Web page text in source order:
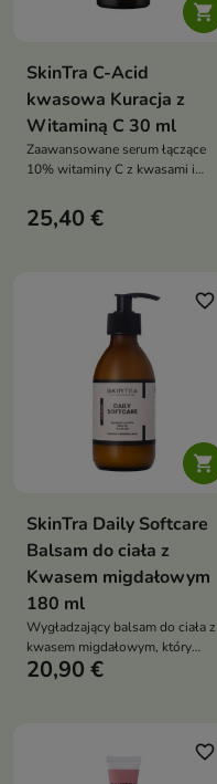

SkinTra C-Acid
kwasowa Kuracja z
Witaminą C 30 ml
Zaawansowane serum łączące
10% witaminy C z kwasami i
które wspiera redukcję
przebarwień, poprawę kolorytu
25,40 €

favorite_border
SkinTra Daily Softcare
Balsam do ciała z
Kwasem migdałowym
180 ml
Wygładzający balsam do ciała z
kwasem migdałowym, który
nawilża, zmiękcza i delikatnie
20,90 €
favorite_border